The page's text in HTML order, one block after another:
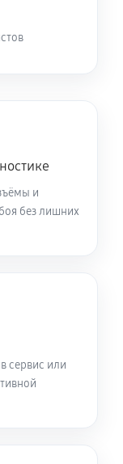
450D
EOS 450D
EOS
и
без лишних
сервис или